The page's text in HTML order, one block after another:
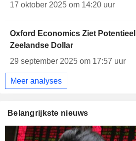
17 oktober 2025 om 14:20 uur
Oxford Economics Ziet
Zeelandse Dollar
29 september 2025 om 17:57 uur
Meer analyses
Belangrijkste nieuws